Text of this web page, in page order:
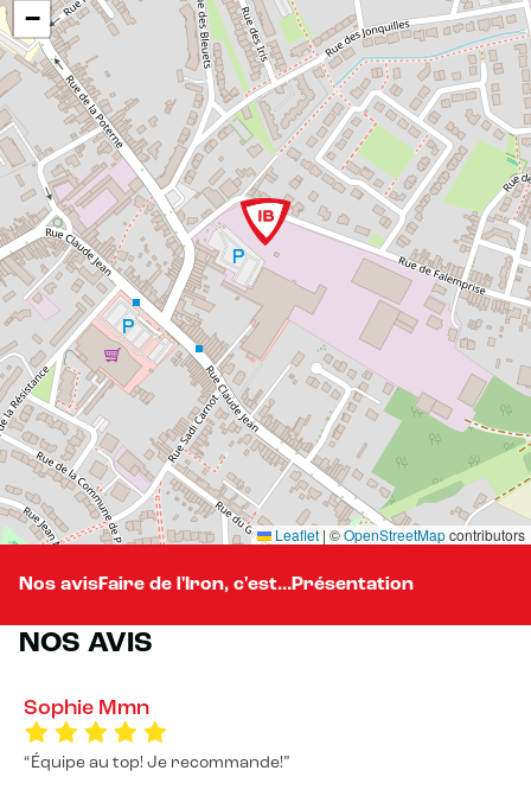
−
Leaflet | ©OpenStreetMapcontributors
Nos avisFaire de l'Iron, c'est...Présentation
NOS AVIS
Sophie Mmn
Équipe au top! Je recommande!